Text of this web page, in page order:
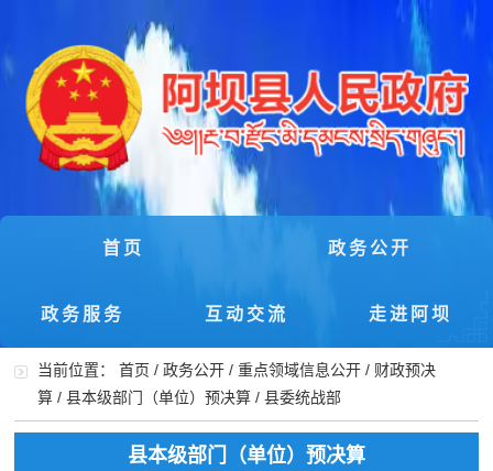
首页 政务公开
政务服务 互动交流 走进阿坝
当前位置：首页 /政务公开 /重点领域信息公开 / 财政预决
算 /县本级部门（单位）预决算 /县委统战部
县本级部门（单位）预决算